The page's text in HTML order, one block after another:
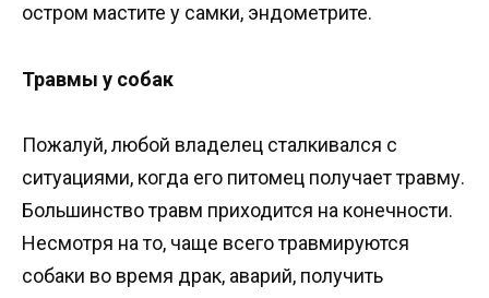
остром мастите у самки, эндометрите.
Травмы у собак
Пожалуй, любой владелец сталкивался с
ситуациями, когда его питомец получает травму.
Большинство травм приходится на конечности.
Несмотря на то, чаще всего травмируются
собаки во время драк, аварий, получить